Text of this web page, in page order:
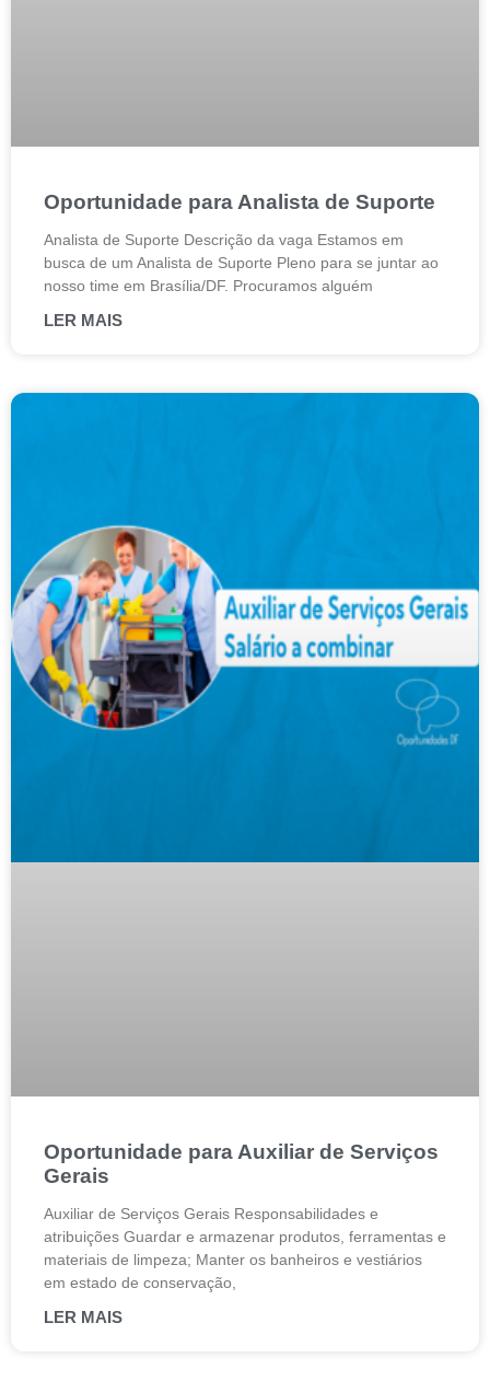
Oportunidade para Analista de Suporte
Analista de Suporte Descrição da vaga Estamos em
busca de um Analista de Suporte Pleno para se juntar ao
nosso time em Brasília/DF. Procuramos alguém
LER MAIS
Oportunidade para Auxiliar de Serviços
Gerais
Auxiliar de Serviços Gerais Responsabilidades e
atribuições Guardar e armazenar produtos, ferramentas e
materiais de limpeza; Manter os banheiros e vestiários
em estado de conservação,
LER MAIS